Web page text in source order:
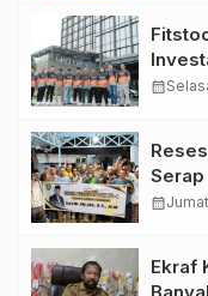
Baru:
calendar_month
Serap
Teluk
calendar_month
Ekraf